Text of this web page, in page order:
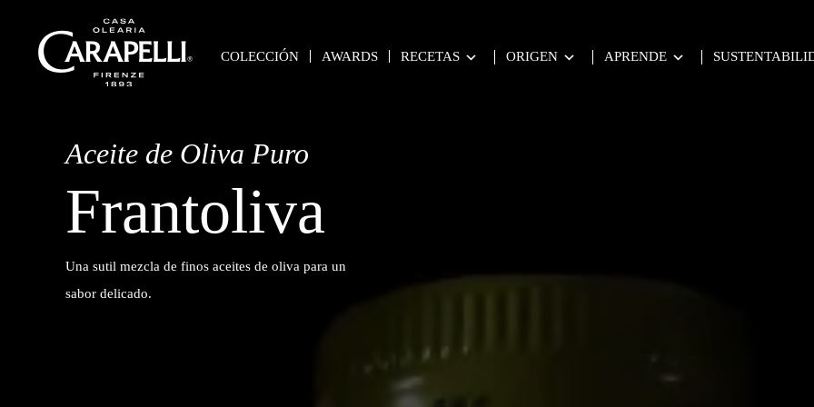
content
Aceite de Oliva Puro
Frantoliva
Una sutil mezcla de finos aceites de oliva para un
sabor delicado.
COLECCIÓN AWARDS RECETAS ORIGEN APRENDE